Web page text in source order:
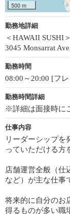
500 m
勤務地詳細
＜HAWAII SUSHI＞
3045 Monsarrat
勤務時間
08:00～20:00 [フ
勤務時間詳細
※詳細は面接時に
仕事内容
リーダーシップを
っていただける方
店舗運営全般（仕
など）が主な仕事
将来的に自分のお
得るものが多い職